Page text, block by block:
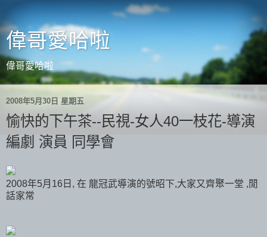
偉哥愛哈啦
偉哥愛哈啦
2008年5月30日 星期五
愉快的下午茶--民視-女人40一枝花-導演
編劇 演員 同學會
2008年5月16日, 在 龍冠武導演的號昭下,大家又齊聚一堂 ,閒
話家常